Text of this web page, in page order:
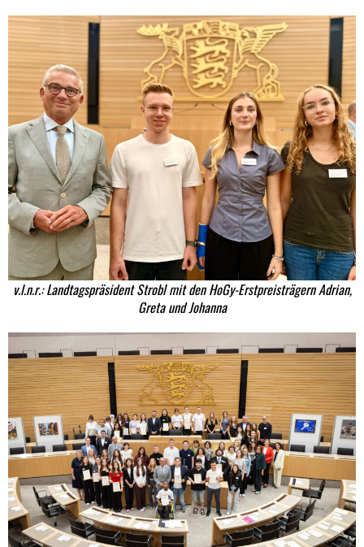
v.l.n.r.: Landtagspräsident Strobl mit den HoGy-Erstpreisträgern Adrian,
Greta und Johanna